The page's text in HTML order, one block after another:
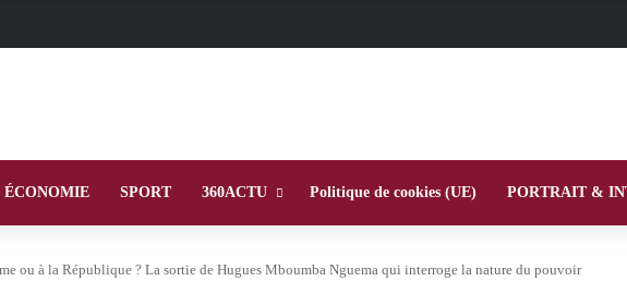
ÉCONOMIE SPORT 360ACTU Politique de cookies (UE) PORTRAIT &
ou à la République ? La sortie de Hugues Mboumba Nguema qui interroge la nature du pouvoir